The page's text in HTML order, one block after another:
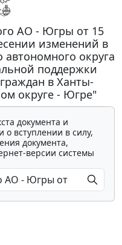
АО - Югры от 15
изменений в
округа
поддержки
в Ханты-
округе - Югре"
документа и
вступлении в силу,
документа,
версии системы